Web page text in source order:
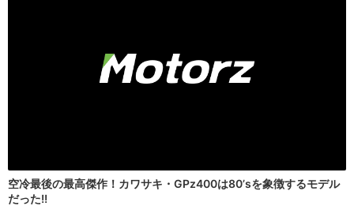
空冷最後の最高傑作！カワサキ・GPz400は80’sを象徴するモデル
だった!!